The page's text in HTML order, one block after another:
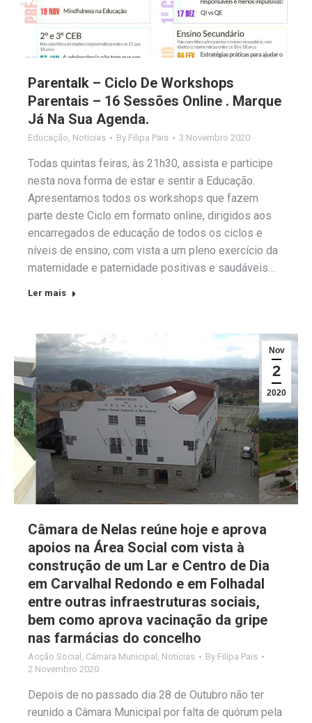
Parentalk – Ciclo De Workshops
Parentais – 16 Sessões Online . Marque
Já Na Sua Agenda.
Educação Notícias By Filipa Pais 3 Novembro 2020
Todas quintas feiras, às 21h30, assista e participe
nesta nova forma de estar e sentir a Educação.
Apresentamos todos os workshops que fazem
parte deste Ciclo em formato online, dirigidos aos
encarregados de educação de todos os ciclos e
níveis de ensino, com vista a um pleno exercício da
maternidade e paternidade positivas e saudáveis…
Ler mais
Nov
2
2020
Câmara de Nelas reúne hoje e aprova
apoios na Área Social com vista à
construção de um Lar e Centro de Dia
em Carvalhal Redondo e em Folhadal
entre outras infraestruturas sociais,
bem como aprova vacinação da gripe
nas farmácias do concelho
Acção Social Câmara Municipal Notícias By Filipa Pais
2 Novembro 2020
Depois de no passado dia 28 de Outubro não ter
reunido a Câmara Municipal por falta de quórum pela